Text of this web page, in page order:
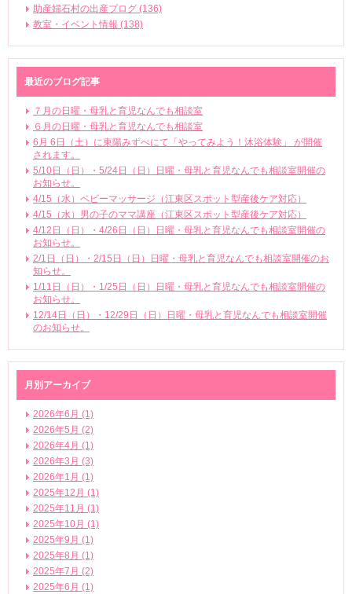
助産婦石村の出産ブログ (136)
教室・イベント情報 (138)
最近のブログ記事
７月の日曜・母乳と育児なんでも相談室
６月の日曜・母乳と育児なんでも相談室
6月 6日（土）に東陽みずべにて「やってみよう！沐浴体験」 が開催
されます。
5/10日（日）・5/24日（日）日曜・母乳と育児なんでも相談室開催の
お知らせ。
4/15（水）ベビーマッサージ（江東区スポット型産後ケア対応）
4/15（水）男の子のママ講座（江東区スポット型産後ケア対応）
4/12日（日）・4/26日（日）日曜・母乳と育児なんでも相談室開催の
お知らせ。
2/1日（日）・2/15日（日）日曜・母乳と育児なんでも相談室開催のお
知らせ。
1/11日（日）・1/25日（日）日曜・母乳と育児なんでも相談室開催の
お知らせ。
12/14日（日）・12/29日（日）日曜・母乳と育児なんでも相談室開催
のお知らせ。
月別アーカイブ
2026年6月 (1)
2026年5月 (2)
2026年4月 (1)
2026年3月 (3)
2026年1月 (1)
2025年12月 (1)
2025年11月 (1)
2025年10月 (1)
2025年9月 (1)
2025年8月 (1)
2025年7月 (2)
2025年6月 (1)